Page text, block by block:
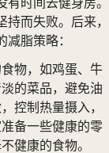
时间去健身房。
而失败。后来，
脂策略：
物，如鸡蛋、牛
的菜品，避免油
控制热量摄入，
备一些健康的零
健康的食物。